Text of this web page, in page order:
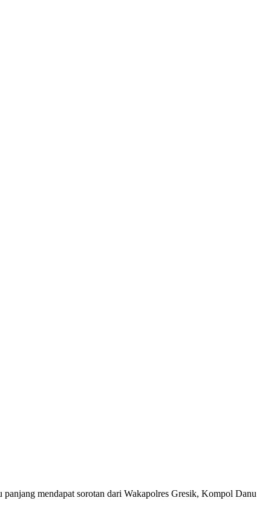
mendapat sorotan dari Wakapolres Gresik, Kompol Danu